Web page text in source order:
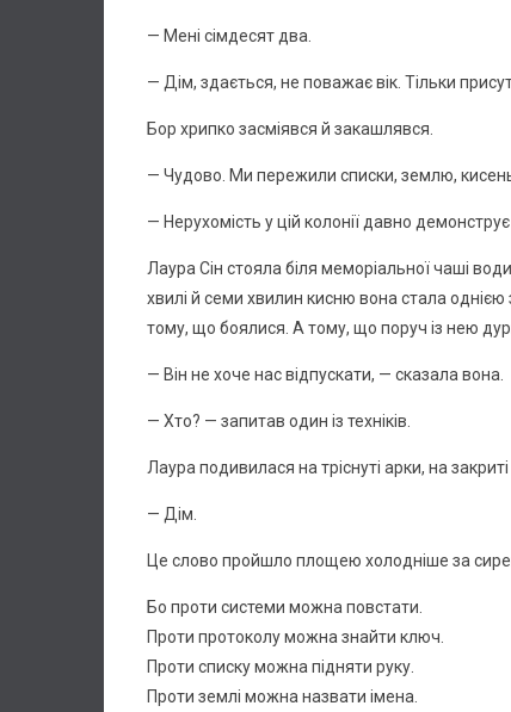
— Мені сімдесят два.
— Дім, здається, не поважає вік. Тільки
Бор хрипко засміявся й закашлявся.
— Чудово. Ми пережили списки, землю,
— Нерухомість у цій колонії давно
Лаура Сін стояла біля меморіальної чаші
хвилі й семи хвилин кисню вона стала
тому, що боялися. А тому, що поруч із нею
— Він не хоче нас відпускати, — сказала вона.
— Хто? — запитав один із техніків.
Лаура подивилася на тріснуті арки, на
— Дім.
Це слово пройшло площею холодніше за
Бо проти системи можна повстати.
Проти протоколу можна знайти ключ.
Проти списку можна підняти руку.
Проти землі можна назвати імена.